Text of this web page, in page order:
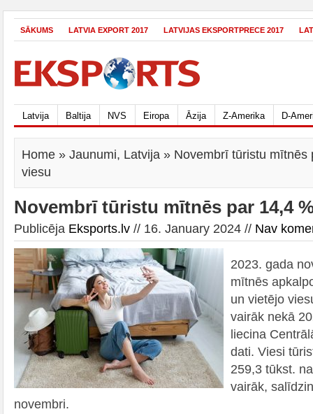
SĀKUMS LATVIA EXPORT 2017 LATVIJAS EKSPORTPRECE 2017
Latvija Baltija NVS Eiropa Āzija Z-Amerika D-
Home » Jaunumi, Latvija » Novembrī tūristu mītnēs
viesu
Novembrī tūristu mītnēs par 14,4
Publicēja Eksports.lv // 16. January 2024 // Nav
2023. gada
mītnēs
un vietējo
vairāk nekā
liecina
dati. Viesi
259,3 tūkst.
vairāk,
novembri.